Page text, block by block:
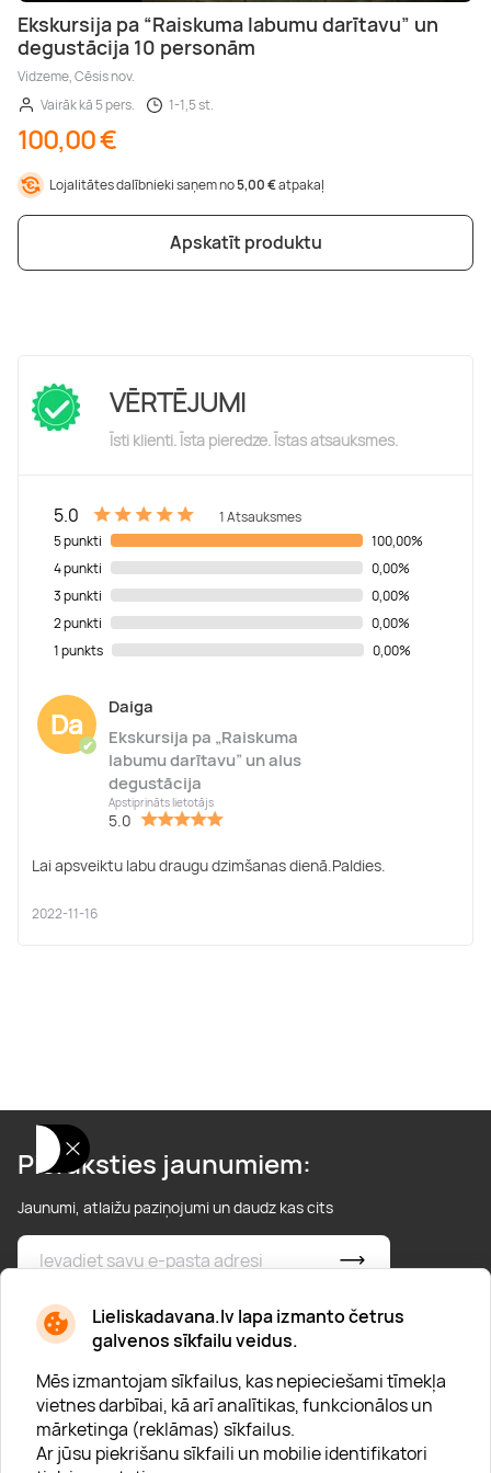
Lieliskadavana.lv lapa izmanto četrus
galvenos sīkfailu veidus.
Mēs izmantojam sīkfailus, kas nepieciešami tīmekļa
vietnes darbībai, kā arī analītikas, funkcionālos un
mārketinga (reklāmas) sīkfailus.
Ar jūsu piekrišanu sīkfaili un mobilie identifikatori
Ekskursija pa “Raiskuma labumu darītavu” un
degustācija 10 personām
Vidzeme, Cēsis nov.
Vairāk kā 5 pers.
1-1,5 st.
100,00 €
Lojalitātes dalībnieki saņem no5,00 €atpakaļ
Apskatīt produktu
VĒRTĒJUMI
Īsti klienti. Īsta pieredze. Īstas atsauksmes.
5.0
1 Atsauksmes
5 punkti
100,00%
4 punkti
0,00%
3 punkti
0,00%
2 punkti
0,00%
1 punkts
0,00%
Da
✔
Daiga
Ekskursija pa „Raiskuma
labumu darītavu” un alus
degustācija
Apstiprināts lietotājs
5.0
Lai apsveiktu labu draugu dzimšanas dienā.Paldies.
2022-11-16
Pieraksties jaunumiem:
Jaunumi, atlaižu paziņojumi un daudz kas cits
* Esmu iepazinies/usies ar privātuma politiku
Par "Lieliska dāvana"